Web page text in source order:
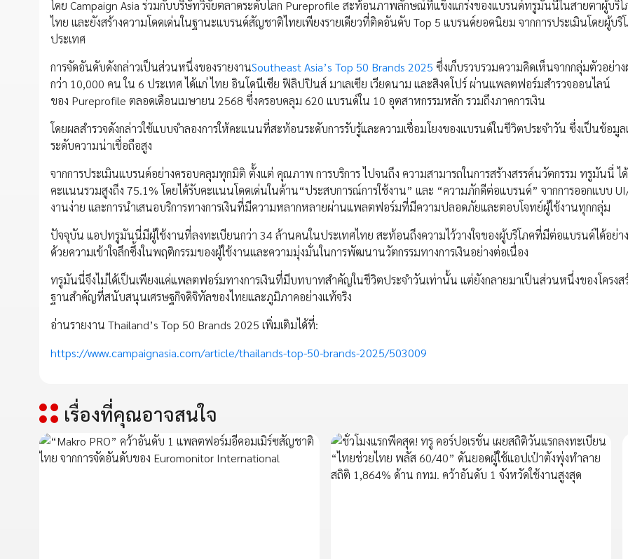
โดย Campaign Asia ร่วมกับบริษัทวิจัยตลาดระดับโลก Pureprofile สะท้อนภาพลักษณ์ที่แข็งแกร่งของแบรนด์ทรูมันนี่ในสายตาผู้บริโ
ไทย และยังสร้างความโดดเด่นในฐานะแบรนด์สัญชาติไทยเพียงรายเดียวที่ติดอันดับ Top 5 แบรนด์ยอดนิยม จากการประเมินโดยผู้บริ
ประเทศ
การจัดอันดับดังกล่าวเป็นส่วนหนึ่งของรายงานSoutheast Asia’s Top 50 Brands 2025 ซึ่งเก็บรวบรวมความคิดเห็นจากกลุ่มตัวอย่า
กว่า 10,000 คน ใน 6 ประเทศ ได้แก่ ไทย อินโดนีเซีย ฟิลิปปินส์ มาเลเซีย เวียดนาม และสิงคโปร์ ผ่านแพลตฟอร์มสำรวจออนไลน์
ของ Pureprofile ตลอดเดือนเมษายน 2568 ซึ่งครอบคลุม 620 แบรนด์ใน 10 อุตสาหกรรมหลัก รวมถึงภาคการเงิน
โดยผลสำรวจดังกล่าวใช้แบบจำลองการให้คะแนนที่สะท้อนระดับการรับรู้และความเชื่อมโยงของแบรนด์ในชีวิตประจำวัน ซึ่งเป็นข้อมูล
ระดับความน่าเชื่อถือสูง
จากการประเมินแบรนด์อย่างครอบคลุมทุกมิติ ตั้งแต่ คุณภาพ การบริการ ไปจนถึง ความสามารถในการสร้างสรรค์นวัตกรรม ทรูมันนี่ ไ
คะแนนรวมสูงถึง 75.1% โดยได้รับคะแนนโดดเด่นในด้าน“ประสบการณ์การใช้งาน” และ “ความภักดีต่อแบรนด์” จากการออกแบบ
งานง่าย และการนำเสนอบริการทางการเงินที่มีความหลากหลายผ่านแพลตฟอร์มที่มีความปลอดภัยและตอบโจทย์ผู้ใช้งานทุกกลุ่ม
ปัจจุบัน แอปทรูมันนี่มีผู้ใช้งานที่ลงทะเบียนกว่า 34 ล้านคนในประเทศไทย สะท้อนถึงความไว้วางใจของผู้บริโภคที่มีต่อแบรนด์ได้อย่า
ด้วยความเข้าใจลึกซึ้งในพฤติกรรมของผู้ใช้งานและความมุ่งมั่นในการพัฒนานวัตกรรมทางการเงินอย่างต่อเนื่อง
ทรูมันนี่จึงไม่ได้เป็นเพียงแค่แพลตฟอร์มทางการเงินที่มีบทบาทสำคัญในชีวิตประจำวันเท่านั้น แต่ยังกลายมาเป็นส่วนหนึ่งของโครงส
ฐานสำคัญที่สนับสนุนเศรษฐกิจดิจิทัลของไทยและภูมิภาคอย่างแท้จริง
อ่านรายงาน Thailand’s Top 50 Brands 2025 เพิ่มเติมได้ที่:
https://www.campaignasia.com/article/thailands-top-50-brands-2025/503009
เรื่องที่คุณอาจสนใจ